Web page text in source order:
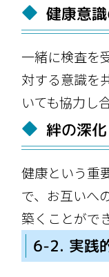
健康意
一緒に検査を
対する意識を
いても協力し
絆の深化
健康という重
で、お互いへ
築くことがで
6-2. 実践